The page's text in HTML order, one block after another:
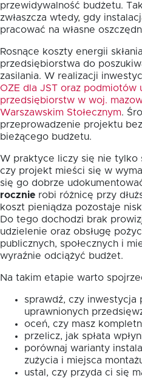
przewidywalność budżetu.
zwłaszcza wtedy, gdy
pracować na własne
Rosnące koszty energii
przedsiębiorstwa do
zasilania. W realizacji
OZE dla JST oraz podmiotów
przedsiębiorstw w woj.
Warszawskim Stołecznym.
przeprowadzenie projektu
bieżącego budżetu.
W praktyce liczy się nie tylko
czy projekt mieści się w
się go dobrze
rocznie robi różnicę przy
koszt pieniądza pozostaje
Do tego dochodzi brak
udzielenie oraz obsługę
publicznych, społecznych i
wyraźnie odciążyć budżet.
Na takim etapie warto
sprawdź, czy inwestycja
uprawnionych
oceń, czy masz
przelicz, jak spłata
porównaj warianty
zużycia i miejsca
ustal, czy przyda ci się